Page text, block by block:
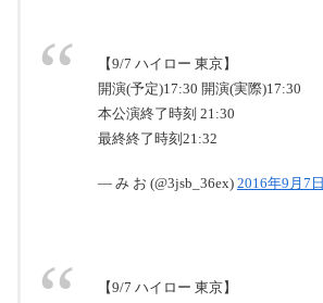
【9/7 ハイロー 東京】
開演(予定)17:30 開演(実際)17:30
本公演終了時刻 21:30
最終終了時刻21:32
— み お (@3jsb_36ex) 2016年9月7日
【9/7 ハイロー 東京】